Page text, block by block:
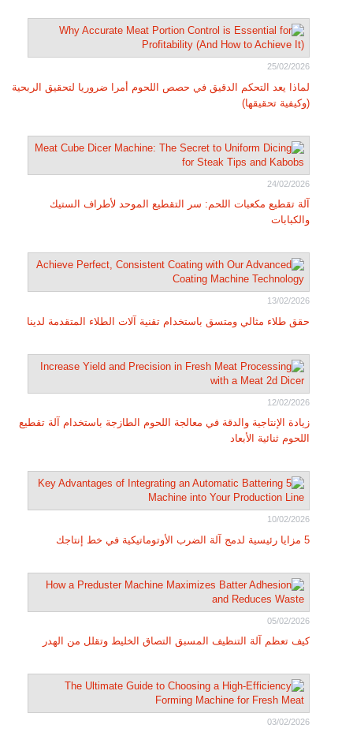
25/02/2026
لماذا يعد التحكم الدقيق في حصص اللحوم أمرا ضروريا لتحقيق الربحية
(وكيفية تحقيقها)
24/02/2026
آلة تقطيع مكعبات اللحم: سر التقطيع الموحد لأطراف الستيك
والكبابات
13/02/2026
حقق طلاء مثالي ومتسق باستخدام تقنية آلات الطلاء المتقدمة لدينا
12/02/2026
زيادة الإنتاجية والدقة في معالجة اللحوم الطازجة باستخدام آلة تقطيع
اللحوم ثنائية الأبعاد
10/02/2026
5 مزايا رئيسية لدمج آلة الضرب الأوتوماتيكية في خط إنتاجك
05/02/2026
كيف تعظم آلة التنظيف المسبق التصاق الخليط وتقلل من الهدر
03/02/2026